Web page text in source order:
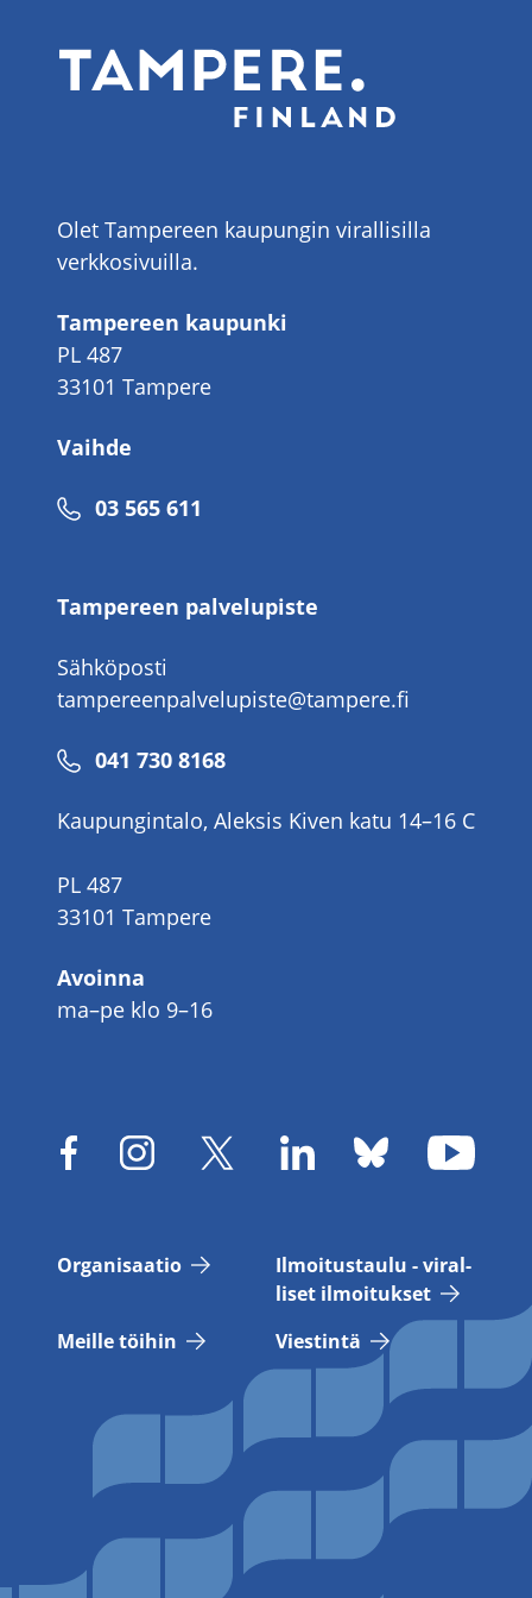
Olet Tampereen kaupungin virallisilla
verkkosivuilla.
Tampereen kaupunki
PL 487
33101 Tampere
Vaihde
Puhelinnumero
03 565 611
Tampereen palvelupiste
Sähköposti
tampereenpalvelupiste@tampere.fi
Puhelinnumero
041 730 8168
Kaupungintalo, Aleksis Kiven katu 14–16 C
PL 487
33101 Tampere
Avoinna
ma–pe klo 9–16
Or­ga­ni­saa­tio
Il­moi­tus­tau­lu - vi­ral­
li­set il­moi­tuk­set
Meil­le töi­hin
Vies­tin­tä